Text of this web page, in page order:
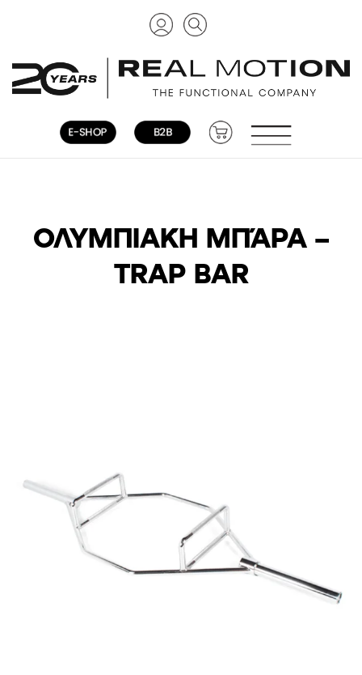
ΟΛΥΜΠΙΑΚΉ ΜΠΆΡΑ –
TRAP BAR